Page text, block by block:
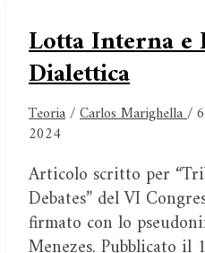
Lotta Interna e
Dialettica
Teoria/Carlos Marighella/
2024
Articolo scritto per
Debates” del VI
firmato con lo